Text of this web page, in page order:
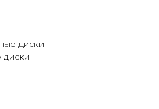
диски
диски